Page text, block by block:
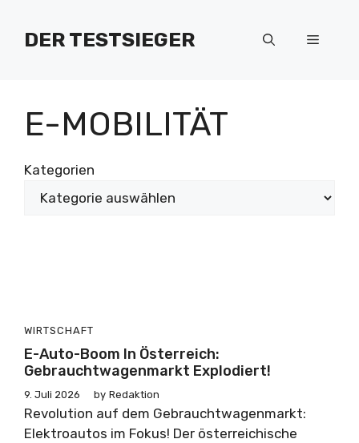
Inhalt
springenDER TESTSIEGER Menü
E-MOBILITÄT
Kategorien
WIRTSCHAFT
E-Auto-Boom In Österreich:
Gebrauchtwagenmarkt Explodiert!
9. Juli 2026 by Redaktion
Revolution auf dem Gebrauchtwagenmarkt:
Elektroautos im Fokus! Der österreichische